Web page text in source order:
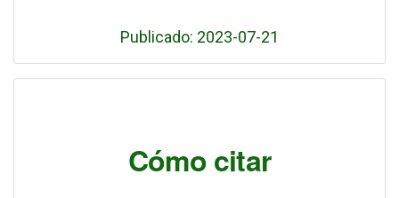
Publicado: 2023-07-21
Cómo citar